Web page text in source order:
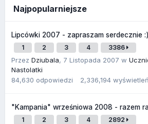
Najpopularniejsze
Lipcówki 2007 - zapraszam serdecznie :)
1 2 3 4 3386
Przez Dziubala, 7 Listopada 2007 w
Nastolatki
84,630 odpowiedzi 2,336,194 wyświetleń
"Kampania" wrześniowa 2008 - razem
1 2 3 4 2892